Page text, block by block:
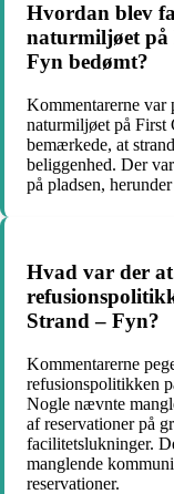
Hvordan blev
naturmiljøet på
Fyn bedømt?
Kommentarerne var
naturmiljøet på First
bemærkede, at
beliggenhed. Der
på pladsen,
Hvad var der at
Strand – Fyn?
Kommentarerne
refusionspolitikken
Nogle nævnte
af reservationer på
facilitetslukninger.
manglende
reservationer.